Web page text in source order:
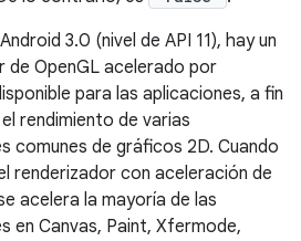
3.0 (nivel de API 11), hay un
de OpenGL acelerado por
para las aplicaciones, a fin
rendimiento de varias
comunes de gráficos 2D. Cuando
renderizador con aceleración de
acelera la mayoría de las
en Canvas, Paint, Xfermode,